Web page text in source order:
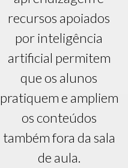
recursos apoiados
por inteligência
artificial permitem
que os alunos
pratiquem e ampliem
os conteúdos
também fora da sala
de aula.